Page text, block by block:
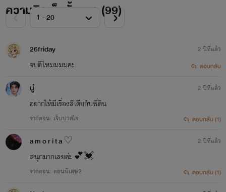
ความคิดเห็นทั้งหมด (99)
26friday
จบดีไหมมมมคะ
2 ปีที่แล้ว
ตอบกลับ
นู๋
อยากให้มีเรื่องลิเดียกับพี่ดิน
จากตอน: เจ็บปวดใจ
2 ปีที่แล้ว
ตอบกลับ (1)
a m o r i t a ♡︎
สนุกมากเลยค่ะ 💕💓
จากตอน: ตอนพิเศษ2
2 ปีที่แล้ว
ตอบกลับ (1)